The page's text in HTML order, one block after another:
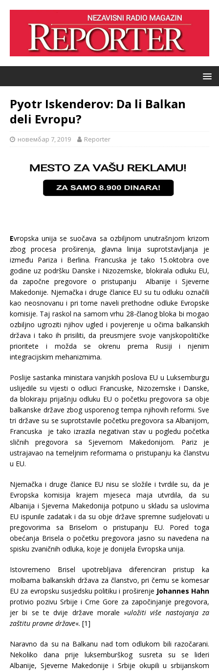
Pyotr Iskenderov: Da li Balkan
deli Evropu?
новембар 7, 2019 Reporter
Evropska unija se suočava sa ozbiljnom unutrašnjom krizom
zbog procesa proširenja, glavna linija suprotstavljanja je
između Pariza i Berlina. Francuska je tako 15.oktobra ove
godine uz podršku Danske i Nizozemske, blokirala odluku EU,
da započne pregovore o pristupanju Albanije i Sjeverne
Makedonije. Njemačka i druge članice EU su tu odluku označili
kao neosnovanu i pri tome naveli prethodne odluke Evropske
komisije. Taj raskol na samom vrhu 28-članog bloka bi mogao
ozbiljno ugroziti njihov ugled i povjerenje u očima balkanskih
država i tako ih prisiliti, da preusmjere svoje vanjskopolitičke
prioritete i možda se okrenu prema Rusiji i njenim
integracijskim mehanizmima.
Poslije sastanka ministara vanjskih poslova EU u Luksemburgu
uslijedile su vijesti o odluci Francuske, Nizozemske i Danske,
da blokiraju prijašnju odluku EU o početku pregovora sa obje
balkanske države zbog usporenog tempa njihovih reformi. Sve
tri države su se suprotstavile početku pregovora sa Albanijom,
Francuska je tako izrazila negativan stav u pogledu početka
sličnih pregovora sa Sjevernom Makedonijom. Pariz je
ustrajavao na temeljnim reformama o pristupanju ka članstvu
u EU.
Njemačka i druge članice EU nisu se složile i tvrdile su, da je
Evropska komisija krajem mjeseca maja utvrdila, da su
Albanija i Sjeverna Makedonija potpuno u skladu sa uslovima
EU ispunile zadatak i da su obje države spremne sudjelovati u
pregovorima sa Briselom o pristupanju EU. Pored toga
obećanja Brisela o početku pregovora jasno su navedena na
spisku zvaničnih odluka, koje je donijela Evropska unija.
Istovremeno Brisel upotrebljava diferenciran pristup ka
molbama balkanskih država za članstvo, pri čemu se komesar
EU za evropsku susjedsku politiku i proširenje Johannes Hahn
protivio pozivu Srbije i Crne Gore za započinjanje pregovora,
jer bi se te dvije države morale »uložiti više nastojanja za
zaštitu pravne države«. [1]
Naravno da su na Balkanu nad tom odlukom bili razočarani.
Nekoliko dana prije luksemburškog susreta su se lideri
Albanije, Sjeverne Makedonije i Srbije okupili u srbijanskom